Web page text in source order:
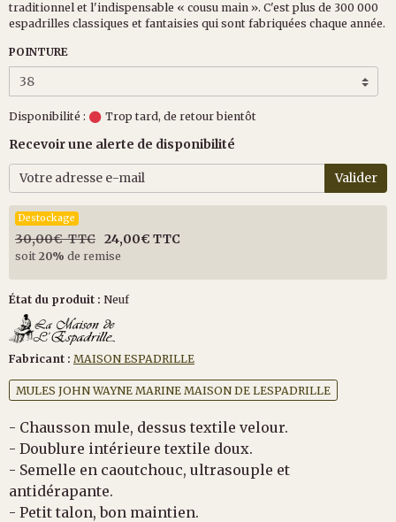
traditionnel et l'indispensable « cousu main ». C'est plus de 300 000
espadrilles classiques et fantaisies qui sont fabriquées chaque année.
POINTURE
Disponibilité : Trop tard, de retour bientôt
Recevoir une alerte de disponibilité
Valider
Destockage
30,00€ TTC 24,00€ TTC
soit 20% de remise
État du produit : Neuf
Fabricant : MAISON ESPADRILLE
MULES JOHN WAYNE MARINE MAISON DE LESPADRILLE
- Chausson mule, dessus textile velour.
- Doublure intérieure textile doux.
- Semelle en caoutchouc, ultrasouple et
antidérapante.
- Petit talon, bon maintien.